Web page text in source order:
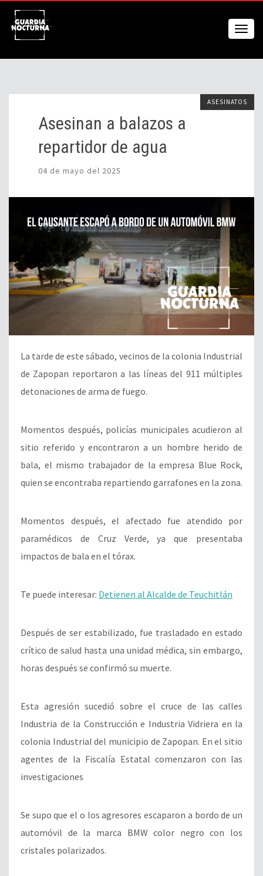
ASESINATOS
Asesinan a balazos a
repartidor de agua
04 de mayo del 2025
La tarde de este sábado, vecinos de la colonia Industrial
de Zapopan reportaron a las líneas del 911 múltiples
detonaciones de arma de fuego.
Momentos después, policías municipales acudieron al
sitio referido y encontraron a un hombre herido de
bala, el mismo trabajador de la empresa Blue Rock,
quien se encontraba repartiendo garrafones en la zona.
Momentos después, el afectado fue atendido por
paramédicos de Cruz Verde, ya que presentaba
impactos de bala en el tórax.
Te puede interesar: Detienen al Alcalde de Teuchitlán
Después de ser estabilizado, fue trasladado en estado
crítico de salud hasta una unidad médica, sin embargo,
horas después se confirmó su muerte.
Esta agresión sucedió sobre el cruce de las calles
Industria de la Construcción e Industria Vidriera en la
colonia Industrial del municipio de Zapopan. En el sitio
agentes de la Fiscalía Estatal comenzaron con las
investigaciones
Se supo que el o los agresores escaparon a bordo de un
automóvil de la marca BMW color negro con los
cristales polarizados.